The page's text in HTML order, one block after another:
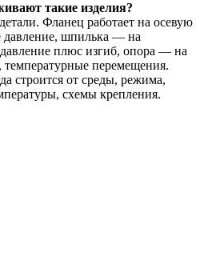
такие изделия?
Фланец работает на осевую
давление, шпилька — на
плюс изгиб, опора — на
перемещения.
строится от среды, режима,
схемы крепления.